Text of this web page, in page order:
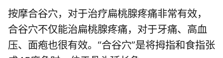
按摩合谷穴，对于治疗扁桃腺疼痛非常有效，
合谷穴不仅能治扁桃腺疼痛，对于牙痛、高血
压、面疱也很有效。“合谷穴”是将拇指和食指张